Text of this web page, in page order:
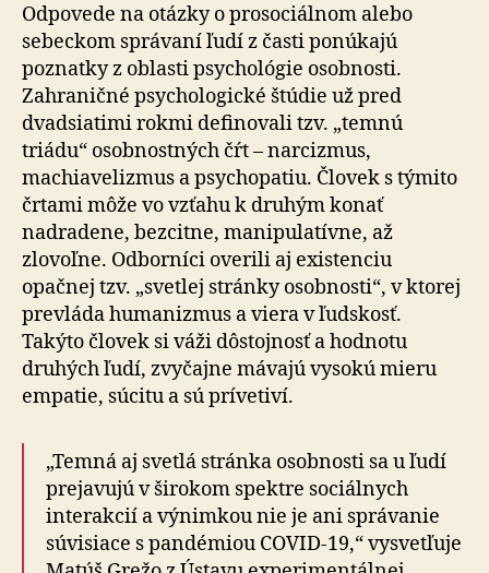
Odpovede na otázky o prosociálnom alebo
sebeckom správaní ľudí z časti ponúkajú
poznatky z oblasti psychológie osobnosti.
Zahraničné psychologické štúdie už pred
dvadsiatimi rokmi definovali tzv. „temnú
triádu“ osobnostných čŕt – narcizmus,
machiavelizmus a psychopatiu. Človek s týmito
črtami môže vo vzťahu k druhým konať
nadradene, bezcitne, manipulatívne, až
zlovoľne. Odborníci overili aj existenciu
opačnej tzv. „svetlej stránky osobnosti“, v ktorej
prevláda humanizmus a viera v ľudskosť.
Takýto človek si váži dôstojnosť a hodnotu
druhých ľudí, zvyčajne mávajú vysokú mieru
empatie, súcitu a sú prívetiví.
„Temná aj svetlá stránka osobnosti sa u ľudí
prejavujú v širokom spektre sociálnych
interakcií a výnimkou nie je ani správanie
súvisiace s pandémiou COVID-19,“ vysvetľuje